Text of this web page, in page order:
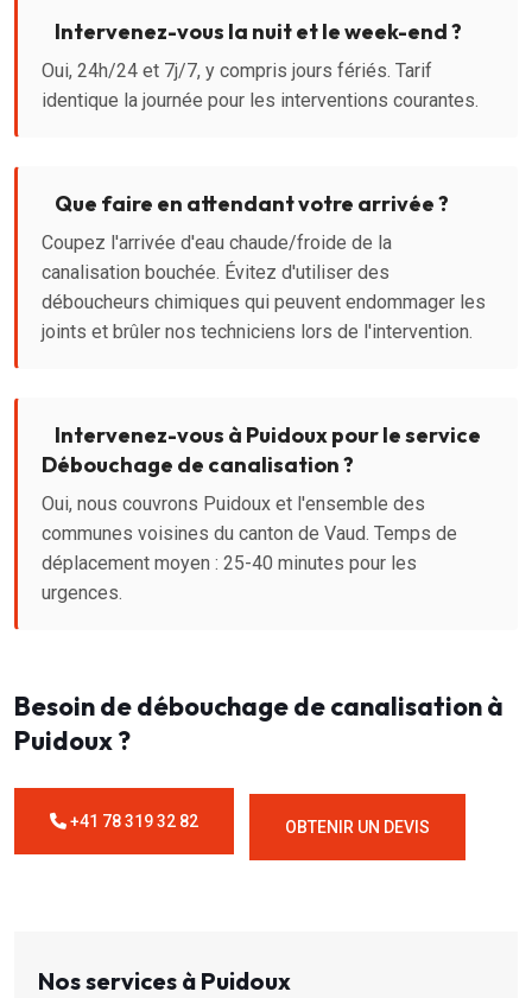
Intervenez-vous la nuit et le week-end ?
Oui, 24h/24 et 7j/7, y compris jours fériés. Tarif
identique la journée pour les interventions courantes.
Que faire en attendant votre arrivée ?
Coupez l'arrivée d'eau chaude/froide de la
canalisation bouchée. Évitez d'utiliser des
déboucheurs chimiques qui peuvent endommager les
joints et brûler nos techniciens lors de l'intervention.
Intervenez-vous à Puidoux pour le service
Débouchage de canalisation ?
Oui, nous couvrons Puidoux et l'ensemble des
communes voisines du canton de Vaud. Temps de
déplacement moyen : 25-40 minutes pour les
urgences.
Besoin de débouchage de canalisation à
Puidoux ?
+41 78 319 32 82 OBTENIR UN DEVIS
Nos services à Puidoux